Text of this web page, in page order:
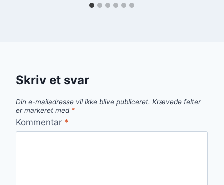
Skriv et svar
Din e-mailadresse vil ikke blive publiceret. Krævede felter
er markeret med *
Kommentar *